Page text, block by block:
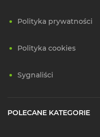
Polityka prywatności
Polityka cookies
Sygnaliści
POLECANE KATEGORIE